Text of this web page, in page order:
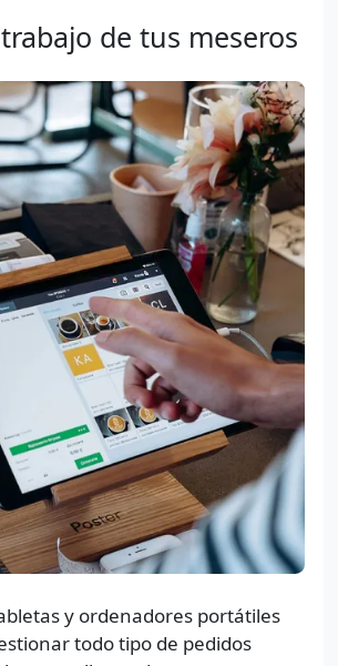
de tus meseros
y ordenadores portátiles
todo tipo de pedidos